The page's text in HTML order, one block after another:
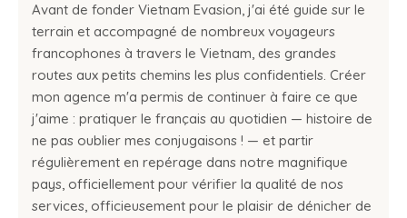
Avant de fonder Vietnam Evasion, j'ai été guide sur le
terrain et accompagné de nombreux voyageurs
francophones à travers le Vietnam, des grandes
routes aux petits chemins les plus confidentiels. Créer
mon agence m'a permis de continuer à faire ce que
j'aime : pratiquer le français au quotidien — histoire de
ne pas oublier mes conjugaisons ! — et partir
régulièrement en repérage dans notre magnifique
pays, officiellement pour vérifier la qualité de nos
services, officieusement pour le plaisir de dénicher de